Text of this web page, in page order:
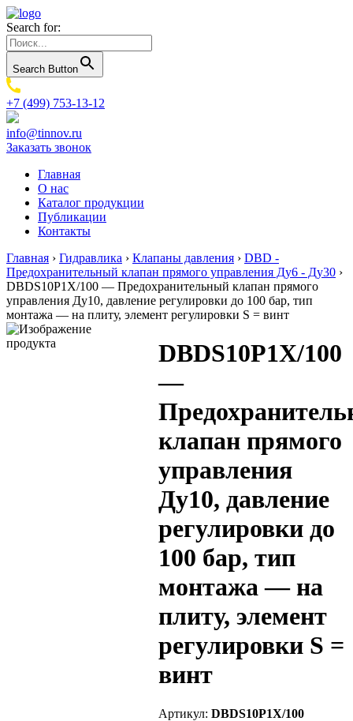
Search for:
Search Button
+7 (499) 753-13-12
info@tinnov.ru
Заказать звонок
Главная
О нас
Каталог продукции
Публикации
Контакты
Главная › Гидравлика › Клапаны давления › DBD -
Предохранительный клапан прямого управления Ду6 - Ду30 ›
DBDS10P1X/100 — Предохранительный клапан прямого
управления Ду10, давление регулировки до 100 бар, тип
монтажа — на плиту, элемент регулировки S = винт
DBDS10P1X/100
—
клапан прямого
управления
Ду10, давление
регулировки до
100 бар, тип
монтажа — на
плиту, элемент
регулировки S =
винт
Артикул: DBDS10P1X/100